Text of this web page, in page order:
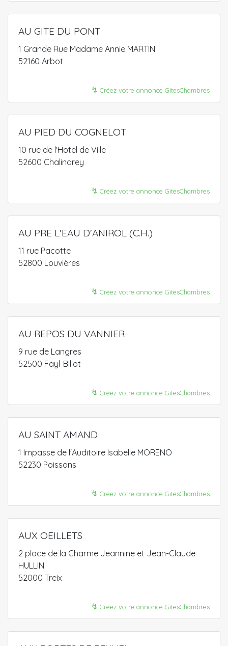
AU GITE DU PONT
1 Grande Rue Madame Annie MARTIN
52160 Arbot
↯ Créez votre annonce GitesChambres
AU PIED DU COGNELOT
10 rue de l'Hotel de Ville
52600 Chalindrey
↯ Créez votre annonce GitesChambres
AU PRE L'EAU D'ANIROL (C.H.)
11 rue Pacotte
52800 Louvières
↯ Créez votre annonce GitesChambres
AU REPOS DU VANNIER
9 rue de Langres
52500 Fayl-Billot
↯ Créez votre annonce GitesChambres
AU SAINT AMAND
1 Impasse de l'Auditoire Isabelle MORENO
52230 Poissons
↯ Créez votre annonce GitesChambres
AUX OEILLETS
2 place de la Charme Jeannine et Jean-Claude
HULLIN
52000 Treix
↯ Créez votre annonce GitesChambres